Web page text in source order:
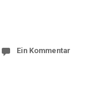
Ein Kommentar